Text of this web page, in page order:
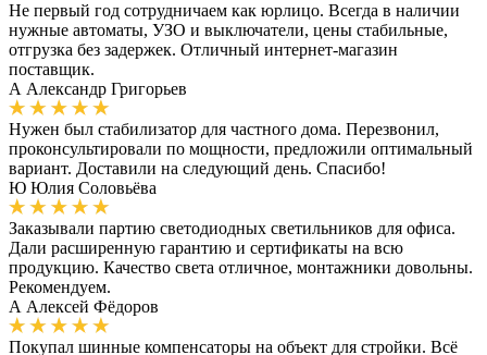
Не первый год сотрудничаем как юрлицо. Всегда в наличии
нужные автоматы, УЗО и выключатели, цены стабильные,
отгрузка без задержек. Отличный интернет-магазин
поставщик.
А Александр Григорьев
Нужен был стабилизатор для частного дома. Перезвонил,
проконсультировали по мощности, предложили оптимальный
вариант. Доставили на следующий день. Спасибо!
Ю Юлия Соловьёва
Заказывали партию светодиодных светильников для офиса.
Дали расширенную гарантию и сертификаты на всю
продукцию. Качество света отличное, монтажники довольны.
Рекомендуем.
А Алексей Фёдоров
Покупал шинные компенсаторы на объект для стройки. Всё